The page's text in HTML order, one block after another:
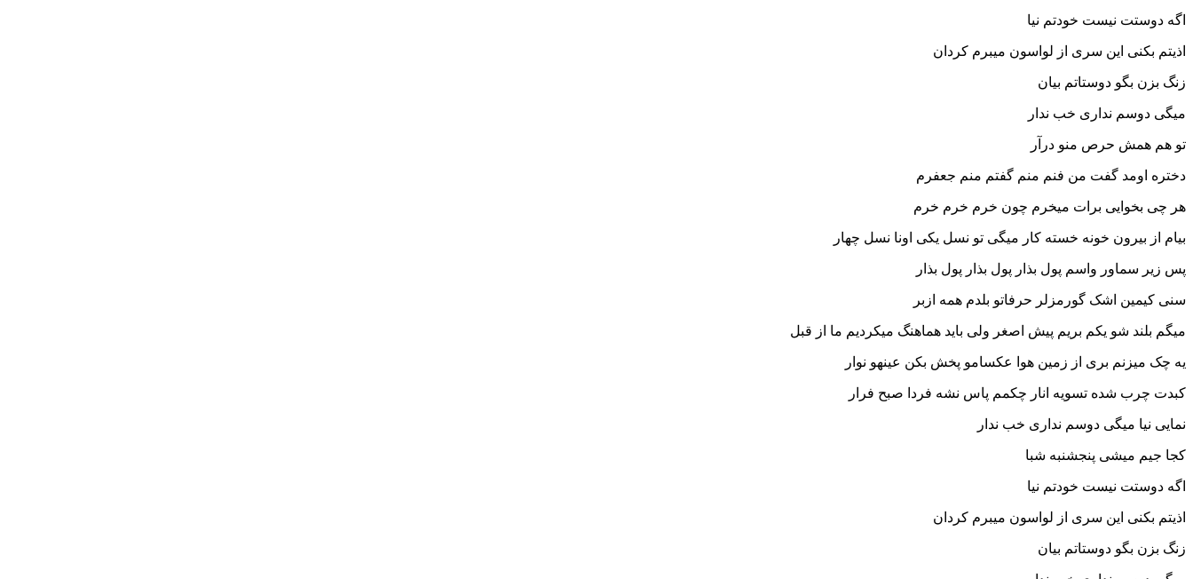
اگه دوستت نیست خودتم نیا
اذیتم بکنی این سری از لواسون میبرم کردان
زنگ بزن بگو دوستاتم بیان
میگی دوسم نداری خب ندار
تو هم همش حرص منو درآر
دختره اومد گفت من فنم منم گفتم منم جعفرم
هر چی بخوایی برات میخرم چون خرم خرم خرم
بیام از بیرون خونه خسته کار میگی تو نسل یکی اونا نسل چهار
پس زیر سماور واسم پول بذار پول بذار پول بذار
سنی کیمین اشک گورمزلر حرفاتو بلدم همه ازبر
میگم بلند شو یکم بریم پیش اصغر ولی باید هماهنگ میکردیم ما از قبل
یه چک میزنم بری از زمین هوا عکسامو پخش بکن عینهو نوار
کبدت چرب شده تسویه انار چکمم پاس نشه فردا صبح فرار
نمایی نیا میگی دوسم نداری خب ندار
کجا جیم میشی پنجشنبه شبا
اگه دوستت نیست خودتم نیا
اذیتم بکنی این سری از لواسون میبرم کردان
زنگ بزن بگو دوستاتم بیان